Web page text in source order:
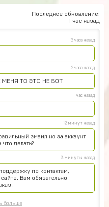
Последнее обновление:
1 час назад
рублуюсь на нормальном а
3 часа назад
2 часа назад
МЕНЯ ТО ЭТО НЕ БОТ
час назад
12 минут назад
эмаил но за аккаунт
делать?
3 минуты назад
по контактам,
Вам обязательно
больше